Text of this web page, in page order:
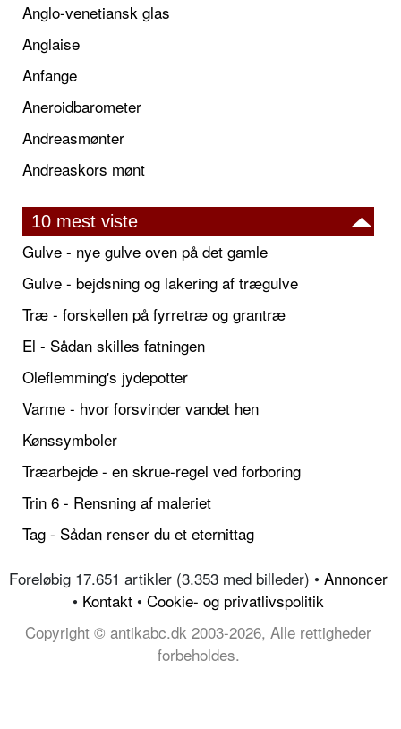
Anglo-venetiansk glas
Anglaise
Anfange
Aneroidbarometer
Andreasmønter
Andreaskors mønt
10 mest viste
Gulve - nye gulve oven på det gamle
Gulve - bejdsning og lakering af trægulve
Træ - forskellen på fyrretræ og grantræ
El - Sådan skilles fatningen
Oleflemming's jydepotter
Varme - hvor forsvinder vandet hen
Kønssymboler
Træarbejde - en skrue-regel ved forboring
Trin 6 - Rensning af maleriet
Tag - Sådan renser du et eternittag
Foreløbig 17.651 artikler (3.353 med billeder) • Annoncer
• Kontakt • Cookie- og privatlivspolitik
Copyright © antikabc.dk 2003-2026, Alle rettigheder
forbeholdes.